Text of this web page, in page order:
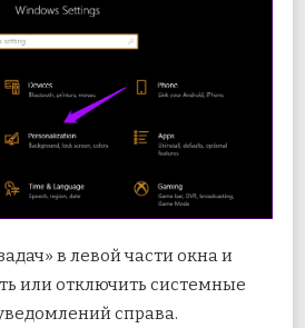
в левой части окна и
или отключить системные
справа.